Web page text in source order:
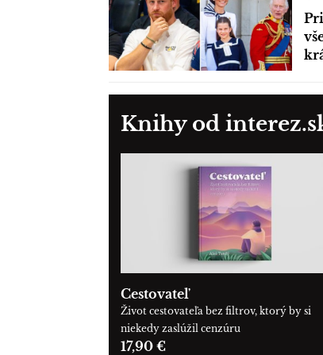
Knihy od
Cestovateľ
Život cestovateľa bez filtrov, ktorý by si
niekedy zaslúžil cenzúru
17,90 €